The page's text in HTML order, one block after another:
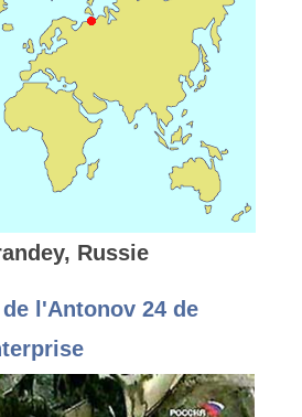
Russie
l'Antonov 24 de